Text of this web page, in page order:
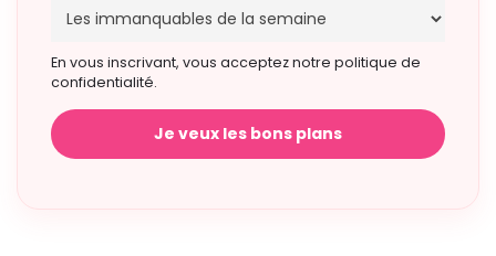
En vous inscrivant, vous acceptez notre politique de
confidentialité.